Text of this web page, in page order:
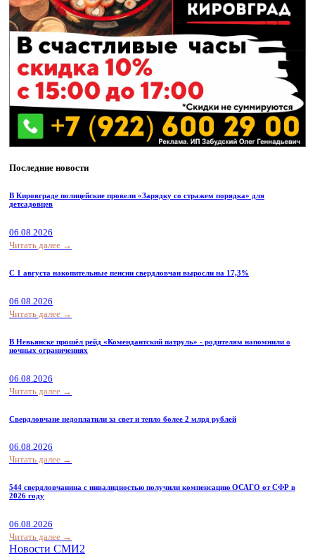
Последние новости
В Кировграде полицейские провели «Зарядку со стражем порядка» для
детсадовцев
06.08.2026
Читать далее →
С 1 августа накопительные пенсии свердловчан выросли на 17,3%
06.08.2026
Читать далее →
В Невьянске прошёл рейд «Комендантский патруль» - родителям напомнили о
ночных ограничениях
06.08.2026
Читать далее →
Свердловчане недоплатили за свет и тепло более 2 млрд рублей
06.08.2026
Читать далее →
544 свердловчанина с инвалидностью получили компенсацию ОСАГО от СФР в
2026 году
06.08.2026
Читать далее →
Новости СМИ2